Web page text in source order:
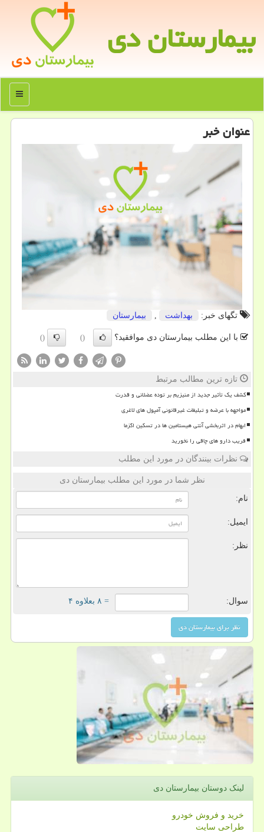
بیمارستان دی
منو
عنوان خبر
تگهای خبر: بهداشت بیمارستان
با این مطلب بیمارستان دی موافقید؟ ()
()
تازه ترین مطالب مرتبط
کشف یک تأثیر جدید از منیزیم بر توده عضلانی و قدرت
مواجهه با عرضه و تبلیغات غیرقانونی آمپول های لاغری
ابهام در اثربخشی آنتی هیستامین ها در تسکین اگزما
فریب دارو های چاقی را نخورید
نظرات بینندگان در مورد این مطلب
نظر شما در مورد این مطلب بیمارستان دی
نام:
ایمیل:
نظر:
سوال: = ۸ بعلاوه ۴
لینک دوستان بیمارستان دی
خرید و فروش خودرو
طراحی سایت